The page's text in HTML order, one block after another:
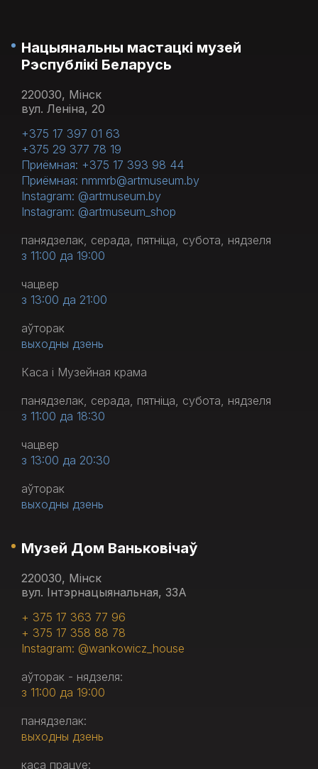
Нацыянальны мастацкі музей
Рэспублікі Беларусь
220030, Мінск
вул. Леніна, 20
+375 17 397 01 63
+375 29 377 78 19
Приёмная: +375 17 393 98 44
Приёмная: nmmrb@artmuseum.by
Instagram: @artmuseum.by
Instagram: @artmuseum_shop
панядзелак, серада, пятніца, субота, нядзеля
з 11:00 да 19:00
чацвер
з 13:00 да 21:00
аўторак
выходны дзень
Каса і Музейная крама
панядзелак, серада, пятніца, субота, нядзеля
з 11:00 да 18:30
чацвер
з 13:00 да 20:30
аўторак
выходны дзень
Музей Дом Ваньковічаў
220030, Мінск
вул. Інтэрнацыянальная, 33А
+ 375 17 363 77 96
+ 375 17 358 88 78
Instagram: @wankowicz_house
аўторак - нядзеля:
з 11:00 да 19:00
панядзелак:
выходны дзень
каса працуе: